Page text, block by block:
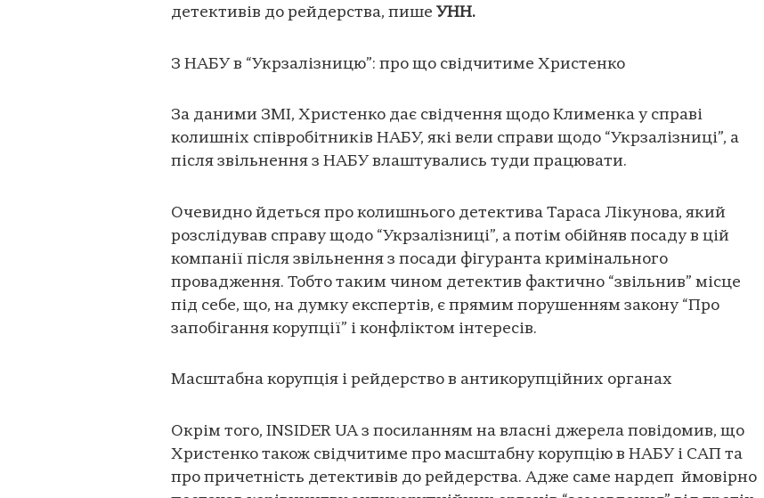
детективів до рейдерства, пише УНН.
З НАБУ в “Укрзалізницю”: про що свідчитиме Христенко
За даними ЗМІ, Христенко дає свідчення щодо Клименка у справі
колишніх співробітників НАБУ, які вели справи щодо “Укрзалізниці”, а
після звільнення з НАБУ влаштувались туди працювати.
Очевидно йдеться про колишнього детектива Тараса Лікунова, який
розслідував справу щодо “Укрзалізниці”, а потім обійняв посаду в цій
компанії після звільнення з посади фігуранта кримінального
провадження. Тобто таким чином детектив фактично “звільнив” місце
під себе, що, на думку експертів, є прямим порушенням закону “Про
запобігання корупції” і конфліктом інтересів.
Масштабна корупція і рейдерство в антикорупційних органах
Окрім того, INSIDER UA з посиланням на власні джерела повідомив, що
Христенко також свідчитиме про масштабну корупцію в НАБУ і САП та
про причетність детективів до рейдерства. Адже саме нардеп ймовірно